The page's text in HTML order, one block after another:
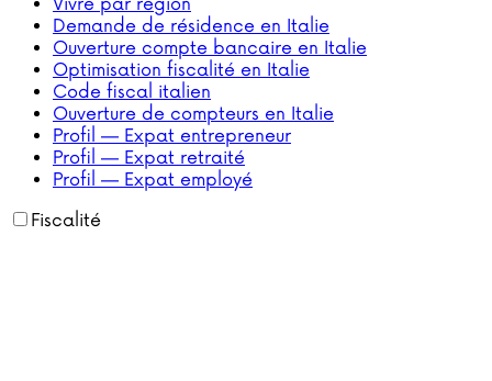
Vivre par région
Demande de résidence en Italie
Ouverture compte bancaire en Italie
Optimisation fiscalité en Italie
Code fiscal italien
Ouverture de compteurs en Italie
Profil — Expat entrepreneur
Profil — Expat retraité
Profil — Expat employé
Fiscalité